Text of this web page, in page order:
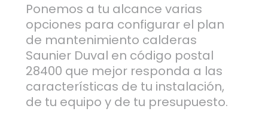
Ponemos a tu alcance varias
opciones para configurar el plan
de mantenimiento calderas
Saunier Duval en código postal
28400 que mejor responda a las
características de tu instalación,
de tu equipo y de tu presupuesto.